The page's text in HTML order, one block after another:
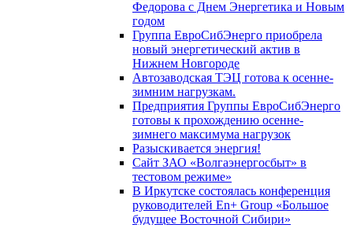
Федорова с Днем Энергетика и Новым
годом
Группа ЕвроСибЭнерго приобрела
новый энергетический актив в
Нижнем Новгороде
Автозаводская ТЭЦ готова к осенне-
зимним нагрузкам.
Предприятия Группы ЕвроСибЭнерго
готовы к прохождению осенне-
зимнего максимума нагрузок
Разыскивается энергия!
Сайт ЗАО «Волгаэнергосбыт» в
тестовом режиме»
В Иркутске состоялась конференция
руководителей En+ Group «Большое
будущее Восточной Сибири»